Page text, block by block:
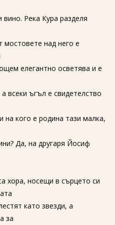
Река Кура разделя
мостовете над него е
елегантно осветява и е
всеки ъгъл е свидетелство
на кого е родина тази малка,
Да, на другаря Йосиф
хора, носещи в сърцето си
като звезди, а
за